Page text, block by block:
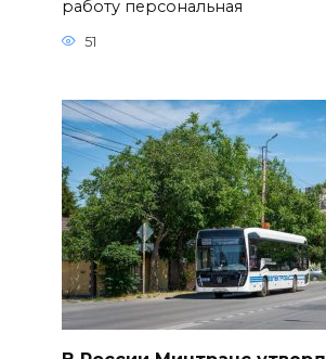
работу персональная
51